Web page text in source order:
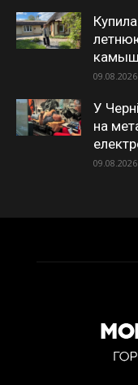
09.08.2026
У
на
09.08.2026